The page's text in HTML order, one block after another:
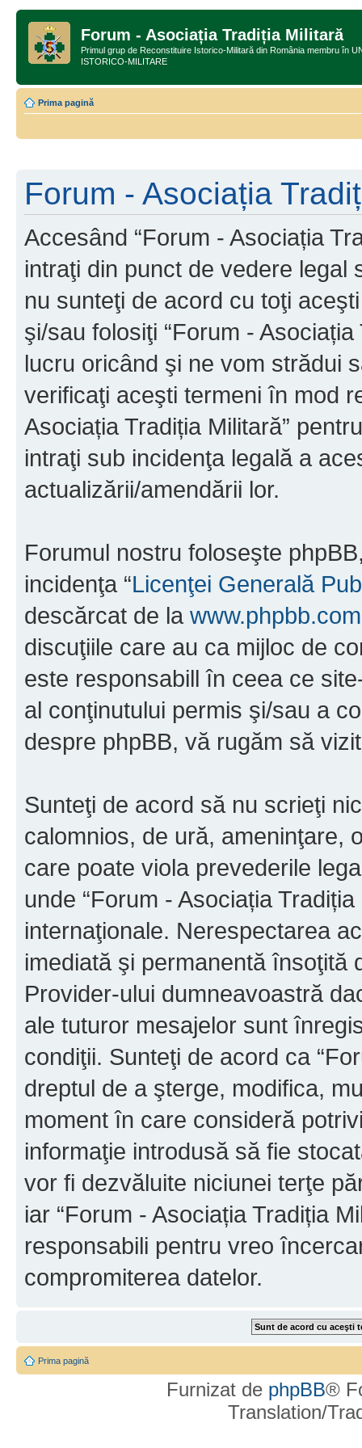
Forum - Asociația Tradiția Militară
Primul grup de Reconstituire Istorico-Militară din România membru în
ISTORICO-MILITARE
Prima pagină
Forum - Asociația
Accesând “Forum - Asociația
intraţi din punct de vedere legal
nu sunteţi de acord cu toţi
şi/sau folosiţi “Forum -
lucru oricând şi ne vom strădui
verificaţi aceşti termeni în mod
Asociația Tradiția Militară”
intraţi sub incidenţa legală a
actualizării/amendării lor.
Forumul nostru foloseşte
incidenţa “Licenţei Generală
descărcat de la www.phpbb.com
discuţiile care au ca mijloc de
este responsabill în ceea ce
al conţinutului permis şi/sau a
despre phpBB, vă rugăm să
Sunteţi de acord să nu scrieţi
calomnios, de ură, ameninţare,
care poate viola prevederile
unde “Forum - Asociația
internaţionale. Nerespectarea
imediată şi permanentă însoţită
Provider-ului dumneavoastră
ale tuturor mesajelor sunt
condiţii. Sunteţi de acord ca
dreptul de a şterge, modifica,
moment în care consideră
informaţie introdusă să fie
vor fi dezvăluite niciunei terţe
iar “Forum - Asociația Tradiția
responsabili pentru vreo
compromiterea datelor.
Prima pagină
Furnizat de phpBB®
Translation/